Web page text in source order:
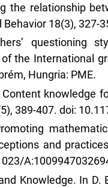
the relationship
18(3), 327-
questioning
the International
Hungria: PME.
Content knowledge
389-407. doi:
and
Knowledge. In D.